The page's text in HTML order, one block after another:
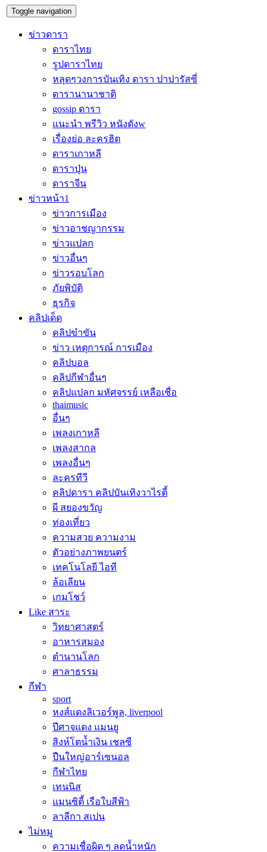
Toggle navigation
ข่าวดารา
ดาราไทย
รูปดาราไทย
หลุดๆวงการบันเทิง ดารา ปาปารัสซี่
ดารานานาชาติ
gossip ดารา
แนะนำ พรีวิว หนังดังw
เรื่องย่อ ละครฮิต
ดาราเกาหลี
ดาราปุ่น
ดาราจีน
ข่าวหน้า1
ข่าวการเมือง
ข่าวอาชญากรรม
ข่าวแปลก
ข่าวอื่นๆ
ข่าวรอบโลก
ภัยพิบัติ
ธุรกิจ
คลิปเด็ด
คลิปขำขัน
ข่าว เหตุการณ์ การเมือง
คลิปบอล
คลิปกีฬาอื่นๆ
คลิปแปลก มหัศจรรย์ เหลือเชื่อ
thaimusic
อื่นๆ
เพลงเกาหลี
เพลงสากล
เพลงอื่นๆ
ละครทีวี
คลิปดารา คลิปบันเทิงวาไรตี้
ผี สยองขวัญ
ท่องเที่ยว
ความสวย ความงาม
ตัวอย่างภาพยนตร์
เทคโนโลยี ไอที
ล้อเลียน
เกมโชว์
Like สาระ
วิทยาศาสตร์
อาหารสมอง
ตำนานโลก
ศาลาธรรม
กีฬา
sport
หงส์แดงลิเวอร์พูล, liverpool
ปีศาจแดง แมนยู
สิงห์โตน้ำเงิน เชลซี
ปืนใหญ่อาร์เซนอล
กีฬาไทย
เทนนิส
แมนซิตี้ เรือใบสีฟ้า
ลาลีกา สเปน
ไม่หมู
ความเชื่อผิด ๆ ลดน้ำหนัก